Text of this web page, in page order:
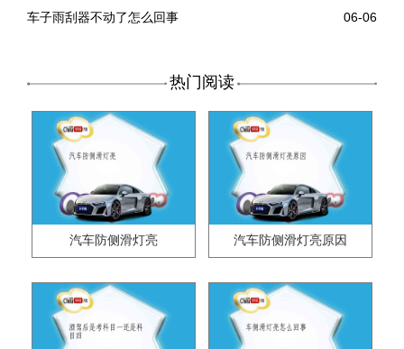
车子雨刮器不动了怎么回事
06-06
热门阅读
汽车防侧滑灯亮 汽车防侧滑灯亮原因